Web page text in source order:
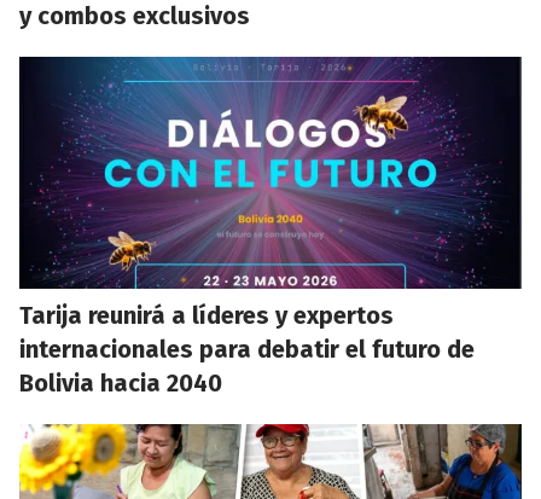
y combos exclusivos
Tarija reunirá a líderes y expertos
internacionales para debatir el futuro de
Bolivia hacia 2040